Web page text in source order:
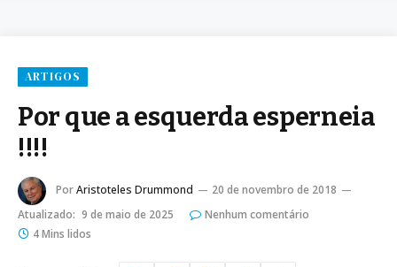
ARTIGOS
Por que a esquerda esperneia
!!!!
PorAristoteles Drummond
20 de novembro de 2018
Atualizado: 9 de maio de 2025
Nenhum comentário
4 Mins lidos